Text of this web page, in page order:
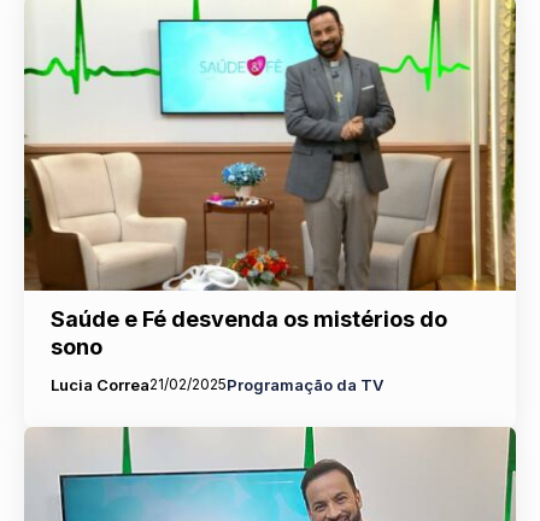
Saúde e Fé desvenda os mistérios do
sono
Lucia Correa21/02/2025Programação da TV